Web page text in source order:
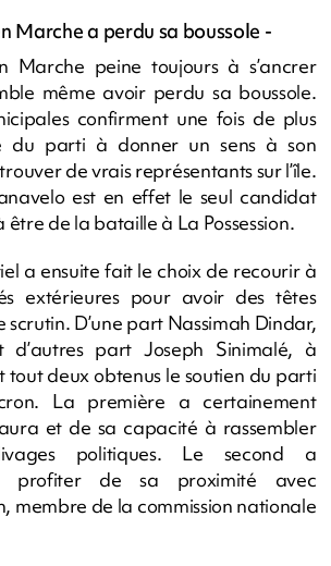
Marche a perdu sa boussole -
Marche peine toujours à s’ancrer
même avoir perdu sa boussole.
confirment une fois de plus
du parti à donner un sens à son
de vrais représentants sur l’île.
est en effet le seul candidat
être de la bataille à La Possession.
a ensuite fait le choix de recourir à
extérieures pour avoir des têtes
scrutin. D’une part Nassimah Dindar,
d’autres part Joseph Sinimalé, à
tout deux obtenus le soutien du parti
La première a certainement
et de sa capacité à rassembler
politiques. Le second a
profiter de sa proximité avec
membre de la commission nationale